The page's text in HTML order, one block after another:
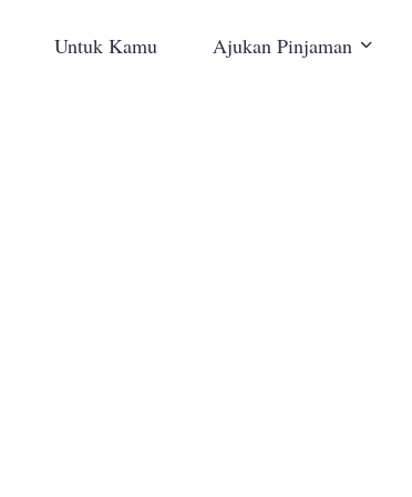
Untuk Kamu Ajukan Pinjaman